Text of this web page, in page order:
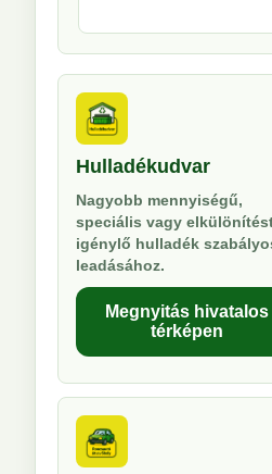
Hulladékudvar
Nagyobb mennyiségű,
speciális vagy
igénylő hulladék
leadásához.
Megnyitás hivatalos
térképen